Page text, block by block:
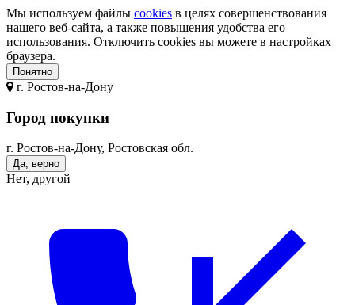
Мы используем файлы cookies в целях совершенствования
нашего веб-сайта, а также повышения удобства его
использования. Отключить cookies вы можете в настройках
браузера.
Понятно
г. Ростов-на-Дону
Город покупки
г. Ростов-на-Дону, Ростовская обл.
Да, верно
Нет, другой